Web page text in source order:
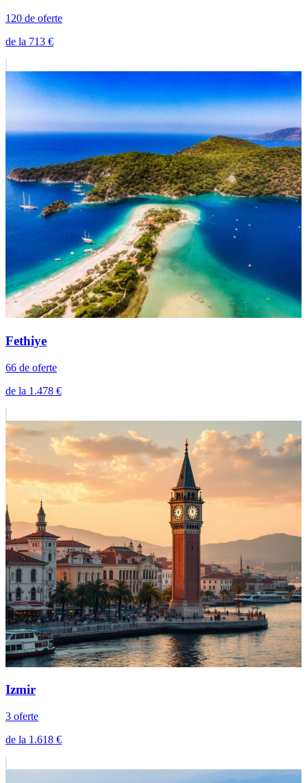
120 de oferte
de la 713 €
Fethiye
66 de oferte
de la 1.478 €
Izmir
3 oferte
de la 1.618 €